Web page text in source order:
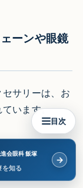
ーンや眼鏡
サリーは、お
ています。
、こうしたア
。
会眼科 飯塚
を知る
→
目次